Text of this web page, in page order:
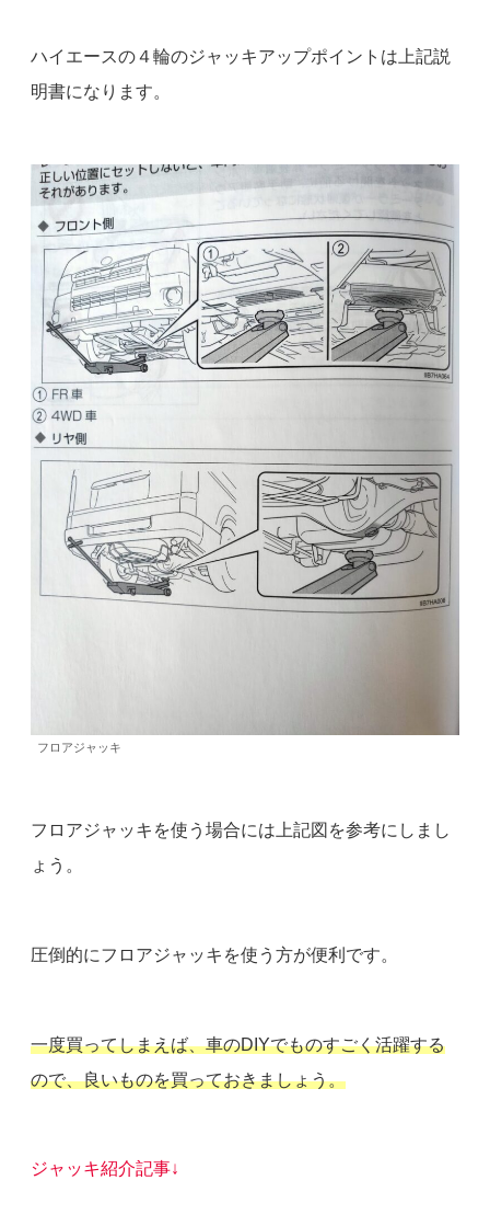
ハイエースの４輪のジャッキアップポイントは上記説
明書になります。
フロアジャッキ
フロアジャッキを使う場合には上記図を参考にしまし
ょう。
圧倒的にフロアジャッキを使う方が便利です。
一度買ってしまえば、車のDIYでものすごく活躍する
ので、良いものを買っておきましょう。
ジャッキ紹介記事↓